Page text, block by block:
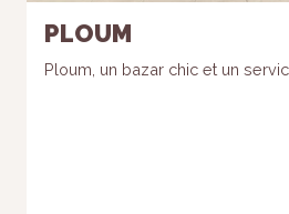
PLOUM
Ploum, un bazar chic et un